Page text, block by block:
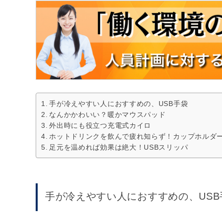
手が冷えやすい人におすすめの、USB手袋
なんかかわいい？暖かマウスパッド
外出時にも役立つ充電式カイロ
ホットドリンクを飲んで疲れ知らず！カップホルダ
足元を温めれば効果は絶大！USBスリッパ
手が冷えやすい人におすすめの、USB